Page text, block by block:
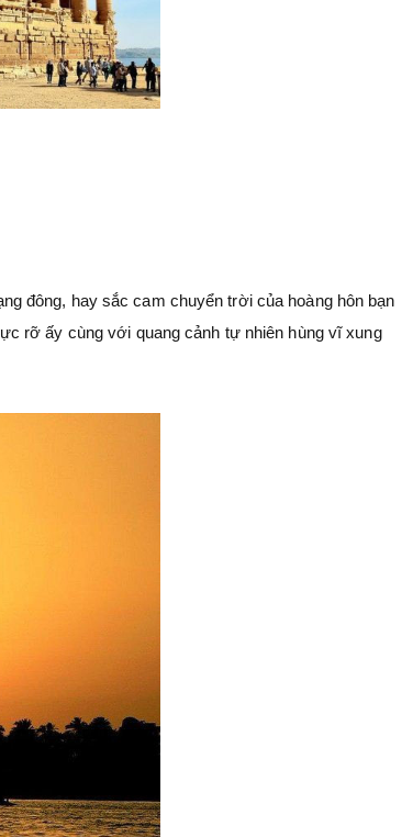
đông, hay sắc cam chuyển trời của hoàng hôn bạn
rỡ ấy cùng với quang cảnh tự nhiên hùng vĩ xung